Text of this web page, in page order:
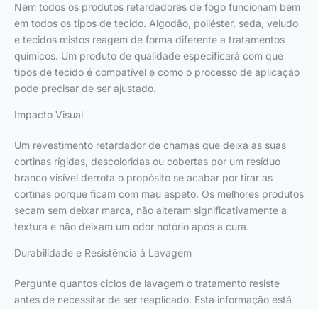
Nem todos os produtos retardadores de fogo funcionam bem
em todos os tipos de tecido. Algodão, poliéster, seda, veludo
e tecidos mistos reagem de forma diferente a tratamentos
químicos. Um produto de qualidade especificará com que
tipos de tecido é compatível e como o processo de aplicação
pode precisar de ser ajustado.
Impacto Visual
Um revestimento retardador de chamas que deixa as suas
cortinas rígidas, descoloridas ou cobertas por um resíduo
branco visível derrota o propósito se acabar por tirar as
cortinas porque ficam com mau aspeto. Os melhores produtos
secam sem deixar marca, não alteram significativamente a
textura e não deixam um odor notório após a cura.
Durabilidade e Resistência à Lavagem
Pergunte quantos ciclos de lavagem o tratamento resiste
antes de necessitar de ser reaplicado. Esta informação está